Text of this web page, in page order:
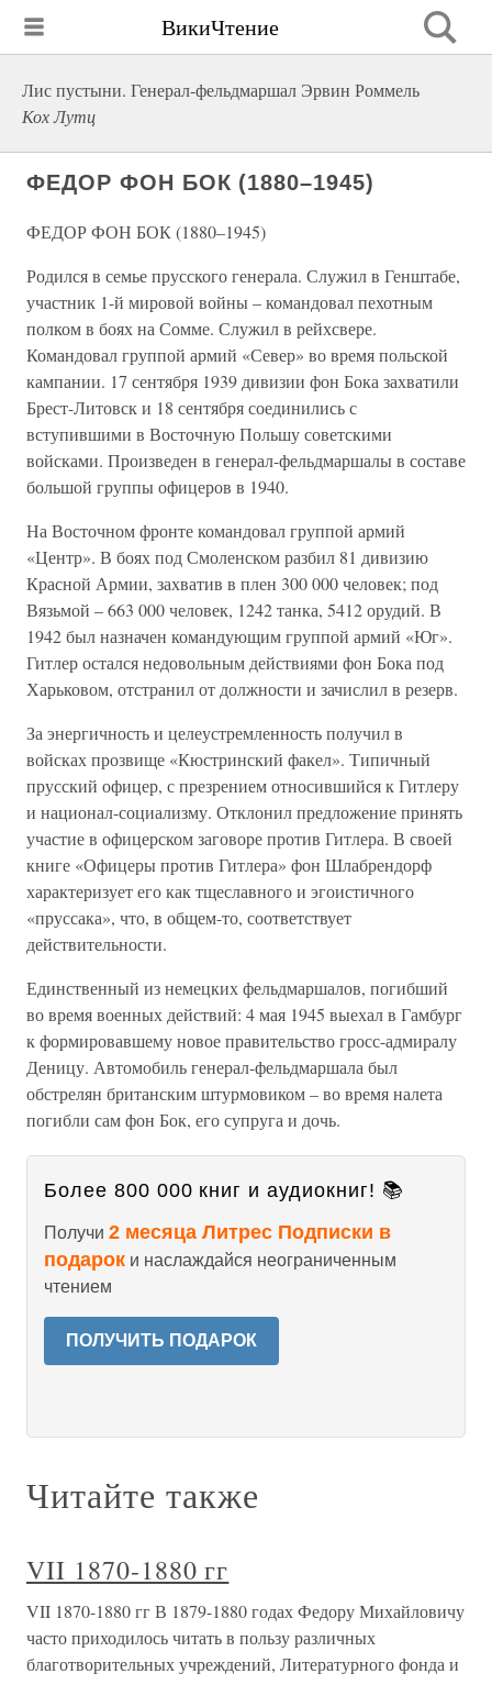
ВикиЧтение
Лис пустыни. Генерал-фельдмаршал Эрвин Роммель
Кох Лутц
ФЕДОР ФОН БОК (1880–1945)
ФЕДОР ФОН БОК (1880–1945)
Родился в семье прусского генерала. Служил в Генштабе,
участник 1-й мировой войны – командовал пехотным
полком в боях на Сомме. Служил в рейхсвере.
Командовал группой армий «Север» во время польской
кампании. 17 сентября 1939 дивизии фон Бока захватили
Брест-Литовск и 18 сентября соединились с
вступившими в Восточную Польшу советскими
войсками. Произведен в генерал-фельдмаршалы в составе
большой группы офицеров в 1940.
На Восточном фронте командовал группой армий
«Центр». В боях под Смоленском разбил 81 дивизию
Красной Армии, захватив в плен 300 000 человек; под
Вязьмой – 663 000 человек, 1242 танка, 5412 орудий. В
1942 был назначен командующим группой армий «Юг».
Гитлер остался недовольным действиями фон Бока под
Харьковом, отстранил от должности и зачислил в резерв.
За энергичность и целеустремленность получил в
войсках прозвище «Кюстринский факел». Типичный
прусский офицер, с презрением относившийся к Гитлеру
и национал-социализму. Отклонил предложение принять
участие в офицерском заговоре против Гитлера. В своей
книге «Офицеры против Гитлера» фон Шлабрендорф
характеризует его как тщеславного и эгоистичного
«пруссака», что, в общем-то, соответствует
действительности.
Единственный из немецких фельдмаршалов, погибший
во время военных действий: 4 мая 1945 выехал в Гамбург
к формировавшему новое правительство гросс-адмиралу
Деницу. Автомобиль генерал-фельдмаршала был
обстрелян британским штурмовиком – во время налета
погибли сам фон Бок, его супруга и дочь.
Более 800 000 книг и аудиокниг! 📚
Получи 2 месяца Литрес Подписки в
подарок и наслаждайся неограниченным
чтением
ПОЛУЧИТЬ ПОДАРОК
Читайте также
VII 1870-1880 гг
VII 1870-1880 гг В 1879-1880 годах Федору Михайловичу
часто приходилось читать в пользу различных
благотворительных учреждений, Литературного фонда и